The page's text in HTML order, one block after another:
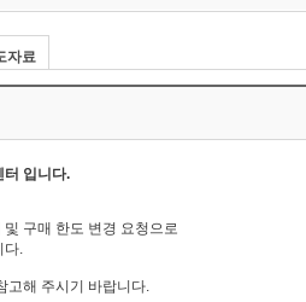
자료
터 입니다.
구매 한도 변경 요청으로
다.
고해 주시기 바랍니다.